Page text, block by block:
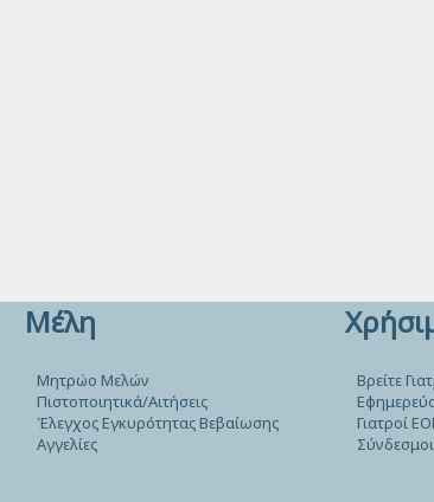
Μέλη
Μητρώο Μελών
Πιστοποιητικά/Αιτήσεις
Έλεγχος Εγκυρότητας Βεβαίωσης
Αγγελίες
Βρείτε
Γιατροί
Σύνδεσμοι